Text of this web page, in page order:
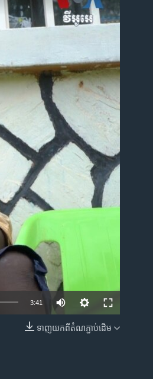
EMBED
3:41
ទាញ​យក​ពី​តំណភ្ជាប់​ដើម